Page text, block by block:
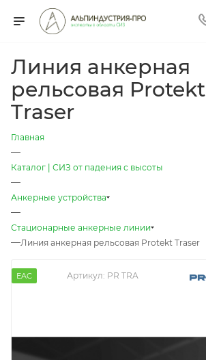
Линия анкерная
рельсовая Protekt
Traser
Главная
—
Каталог | СИЗ от падения с высоты
—
Анкерные устройства
—
Стационарные анкерные линии
—Линия анкерная рельсовая Protekt Traser
EAC Артикул: PR TRA